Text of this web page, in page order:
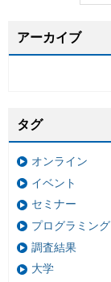
アーカイブ
タグ
オンライン
イベント
セミナー
プログラミング
調査結果
大学